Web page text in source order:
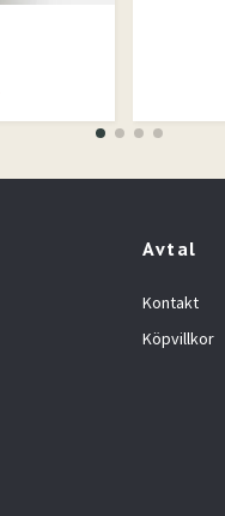
Avtal
Kontakt
Köpvillkor